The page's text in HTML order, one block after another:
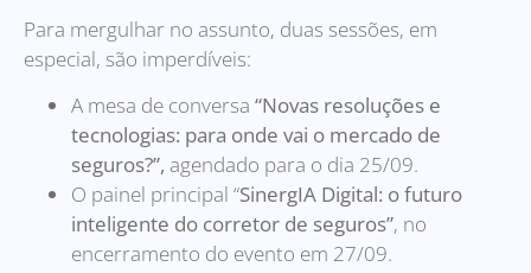
Para mergulhar no assunto, duas sessões, em
especial, são imperdíveis:
A mesa de conversa “Novas resoluções e
tecnologias: para onde vai o mercado de
seguros?”, agendado para o dia 25/09.
O painel principal “SinergIA Digital: o futuro
inteligente do corretor de seguros”, no
encerramento do evento em 27/09.